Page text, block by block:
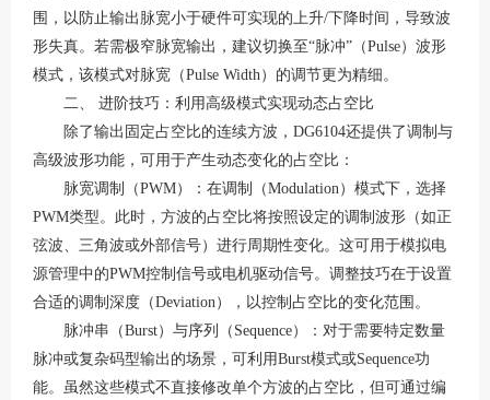
围，以防止输出脉宽小于硬件可实现的上升/下降时间，导致波
形失真。若需极窄脉宽输出，建议切换至“脉冲”（Pulse）波形
模式，该模式对脉宽（Pulse Width）的调节更为精细。
二、
进阶技巧：利用高级模式实现动态占空比
除了输出固定占空比的连续方波， DG6104还提供了调制与
高级波形功能，可用于产生动态变化的占空比：
脉宽调制（PWM）：在调制（Modulation）模式下，选择
PWM类型。此时，方波的占空比将按照设定的调制波形（如正
弦波、三角波或外部信号）进行周期性变化。这可用于模拟电
源管理中的PWM控制信号或电机驱动信号。调整技巧在于设置
合适的调制深度（Deviation），以控制占空比的变化范围。
脉冲串（Burst）与序列（Sequence）：对于需要特定数量
脉冲或复杂码型输出的场景，可利用Burst模式或Sequence功
能。虽然这些模式不直接修改单个方波的占空比，但可通过编